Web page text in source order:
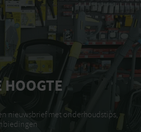
nieuwsbrief met onderhoudstips,